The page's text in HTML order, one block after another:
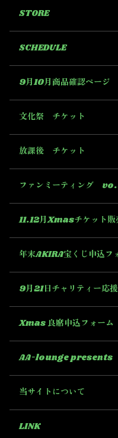
STORE
SCHEDULE
9月10月商品確認ページ
文化祭 チケット
放課後 チケット
ファンミーティング
11.12月Xmasチケット販
年末AKIRA宝くじ申込フ
9月21日チャリティー応
Xmas 良席申込フォーム
AA-lounge presents
当サイトについて
LINK